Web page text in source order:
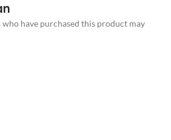
have purchased this product may